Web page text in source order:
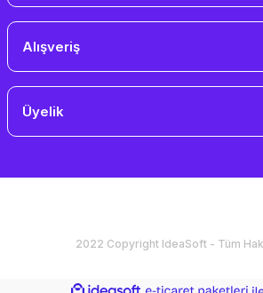
Alışveriş
Üyelik
2022 Copyright IdeaSoft - Tüm
ideasoft